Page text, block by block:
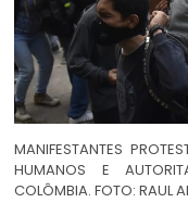
MANIFESTANTES
HUMANOS E
COLÔMBIA. FOTO: RAUL